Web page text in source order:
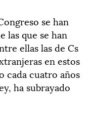
se han
las que se han
ellas las de Cs
en estos
cada cuatro años
ha subrayado